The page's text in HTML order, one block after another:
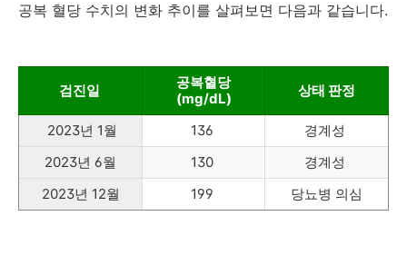
공복 혈당 수치의 변화 추이를 살펴보면 다음과 같습니다.
검진일
공복혈당
(mg/dL)
상태 판정
2023년 1월 136
경계성
2023년 6월
130
경계성
2023년 12월
199 당뇨병 의심